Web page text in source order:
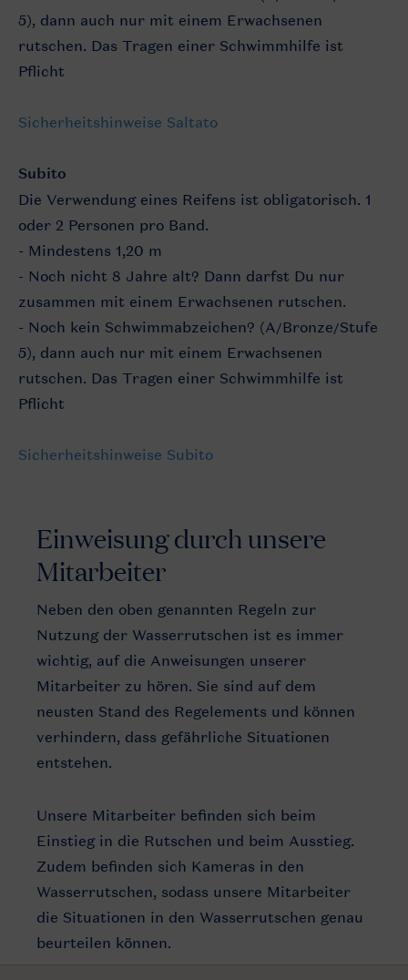
5), dann auch nur mit einem Erwachsenen
rutschen. Das Tragen einer Schwimmhilfe ist
Pflicht
Sicherheitshinweise Saltato
Subito
Die Verwendung eines Reifens ist obligatorisch. 1
oder 2 Personen pro Band.
- Mindestens 1,20 m
- Noch nicht 8 Jahre alt? Dann darfst Du nur
zusammen mit einem Erwachsenen rutschen.
- Noch kein Schwimmabzeichen? (A/Bronze/Stufe
5), dann auch nur mit einem Erwachsenen
rutschen. Das Tragen einer Schwimmhilfe ist
Pflicht
Sicherheitshinweise Subito
Einweisungdurch unsere
Mitarbeiter
Neben den oben genannten Regeln zur
Nutzung der Wasserrutschen ist es immer
wichtig, auf die Anweisungen unserer
Mitarbeiter zu hören. Sie sind auf dem
neusten Stand des Regelements und können
verhindern, dass gefährliche Situationen
entstehen.
Unsere Mitarbeiter befinden sich beim
Einstieg in die Rutschen und beim Ausstieg.
Zudem befinden sich Kameras in den
Wasserrutschen, sodass unsere Mitarbeiter
die Situationen in den Wasserrutschen genau
beurteilen können.